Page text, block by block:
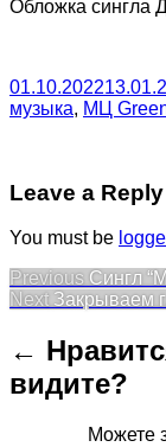
Обложка сингла
01.10.2022
музыка, МЦ
Leave a Reply
You must be
Post
navigation
Previous Previous
post:
Сингл
Next Next
Закрываем
←
видите?
Можете